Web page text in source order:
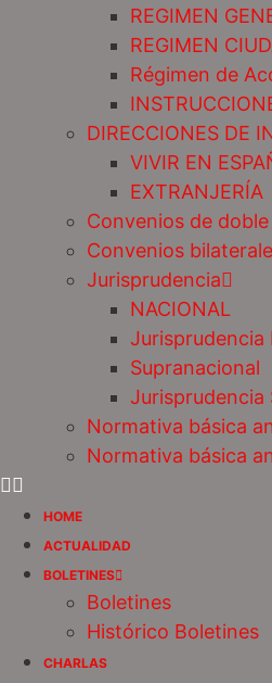
REGIMEN
REGIMEN
Régimen de
DIRECCIONES DE
VIVIR EN
EXTRANJERÍA
Convenios de
Convenios
Jurisprudencia
NACIONAL
Jurisprudencia
Supranacional
Jurisprudencia
Normativa básica
Normativa básica
HOME
ACTUALIDAD
BOLETINES
Boletines
Histórico Boletines
CHARLAS